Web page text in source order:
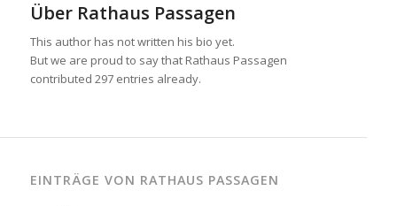
Über Rathaus Passagen
This author has not written his bio yet.
But we are proud to say that Rathaus Passagen
contributed 297 entries already.
EINTRÄGE VON RATHAUS PASSAGEN